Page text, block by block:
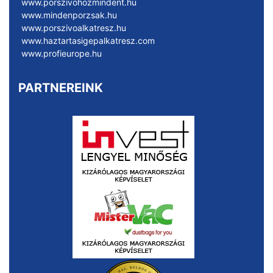
www.mindenporzsak.hu
www.porszivoalkatresz.hu
www.haztartasigepalkatresz.com
www.profieurope.hu
PARTNEREINK